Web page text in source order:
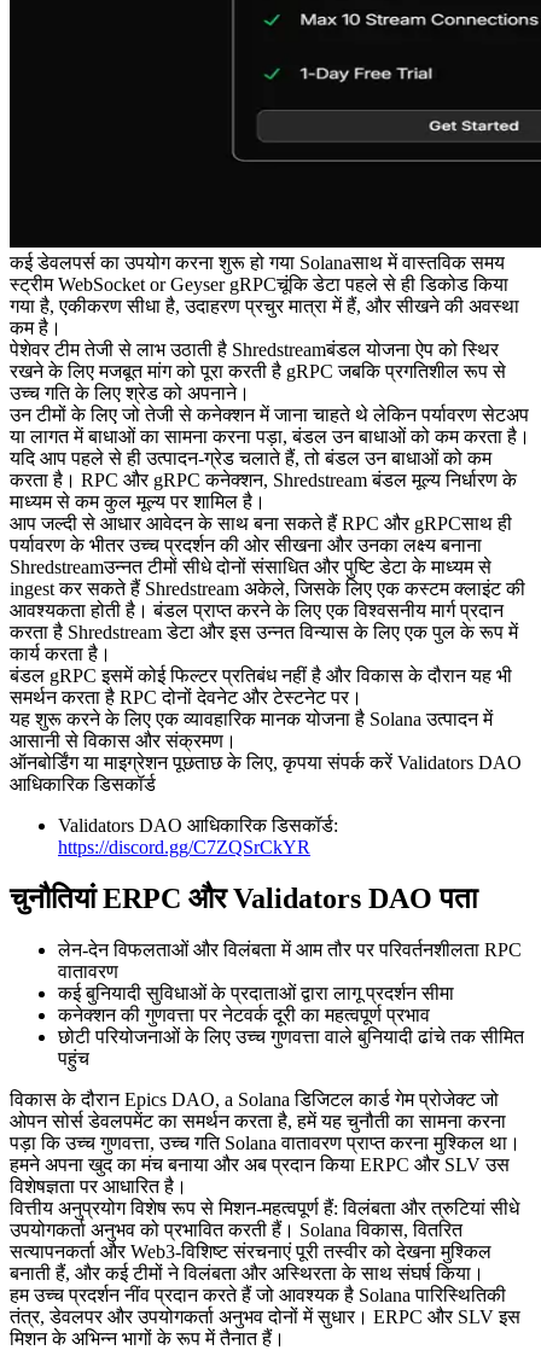
कई डेवलपर्स का उपयोग करना शुरू हो गया Solanaसाथ में वास्तविक समय
स्ट्रीम WebSocket or Geyser gRPCचूंकि डेटा पहले से ही डिकोड किया
गया है, एकीकरण सीधा है, उदाहरण प्रचुर मात्रा में हैं, और सीखने की अवस्था
कम है।
पेशेवर टीम तेजी से लाभ उठाती है Shredstreamबंडल योजना ऐप को स्थिर
रखने के लिए मजबूत मांग को पूरा करती है gRPC जबकि प्रगतिशील रूप से
उच्च गति के लिए श्रेड को अपनाने।
उन टीमों के लिए जो तेजी से कनेक्शन में जाना चाहते थे लेकिन पर्यावरण सेटअप
या लागत में बाधाओं का सामना करना पड़ा, बंडल उन बाधाओं को कम करता है।
यदि आप पहले से ही उत्पादन-ग्रेड चलाते हैं, तो बंडल उन बाधाओं को कम
करता है। RPC और gRPC कनेक्शन, Shredstream बंडल मूल्य निर्धारण के
माध्यम से कम कुल मूल्य पर शामिल है।
आप जल्दी से आधार आवेदन के साथ बना सकते हैं RPC और gRPCसाथ ही
पर्यावरण के भीतर उच्च प्रदर्शन की ओर सीखना और उनका लक्ष्य बनाना
Shredstreamउन्नत टीमों सीधे दोनों संसाधित और पुष्टि डेटा के माध्यम से
ingest कर सकते हैं Shredstream अकेले, जिसके लिए एक कस्टम क्लाइंट की
आवश्यकता होती है। बंडल प्राप्त करने के लिए एक विश्वसनीय मार्ग प्रदान
करता है Shredstream डेटा और इस उन्नत विन्यास के लिए एक पुल के रूप में
कार्य करता है।
बंडल gRPC इसमें कोई फिल्टर प्रतिबंध नहीं है और विकास के दौरान यह भी
समर्थन करता है RPC दोनों देवनेट और टेस्टनेट पर।
यह शुरू करने के लिए एक व्यावहारिक मानक योजना है Solana उत्पादन में
आसानी से विकास और संक्रमण।
ऑनबोर्डिंग या माइग्रेशन पूछताछ के लिए, कृपया संपर्क करें Validators DAO
आधिकारिक डिसकॉर्ड
Validators DAO आधिकारिक डिसकॉर्ड:
https://discord.gg/C7ZQSrCkYR
चुनौतियां ERPC और Validators DAO पता
लेन-देन विफलताओं और विलंबता में आम तौर पर परिवर्तनशीलता RPC
वातावरण
कई बुनियादी सुविधाओं के प्रदाताओं द्वारा लागू प्रदर्शन सीमा
कनेक्शन की गुणवत्ता पर नेटवर्क दूरी का महत्वपूर्ण प्रभाव
छोटी परियोजनाओं के लिए उच्च गुणवत्ता वाले बुनियादी ढांचे तक सीमित
पहुंच
विकास के दौरान Epics DAO, a Solana डिजिटल कार्ड गेम प्रोजेक्ट जो
ओपन सोर्स डेवलपमेंट का समर्थन करता है, हमें यह चुनौती का सामना करना
पड़ा कि उच्च गुणवत्ता, उच्च गति Solana वातावरण प्राप्त करना मुश्किल था।
हमने अपना खुद का मंच बनाया और अब प्रदान किया ERPC और SLV उस
विशेषज्ञता पर आधारित है।
वित्तीय अनुप्रयोग विशेष रूप से मिशन-महत्वपूर्ण हैं: विलंबता और त्रुटियां सीधे
उपयोगकर्ता अनुभव को प्रभावित करती हैं। Solana विकास, वितरित
सत्यापनकर्ता और Web3-विशिष्ट संरचनाएं पूरी तस्वीर को देखना मुश्किल
बनाती हैं, और कई टीमों ने विलंबता और अस्थिरता के साथ संघर्ष किया।
हम उच्च प्रदर्शन नींव प्रदान करते हैं जो आवश्यक है Solana पारिस्थितिकी
तंत्र, डेवलपर और उपयोगकर्ता अनुभव दोनों में सुधार। ERPC और SLV इस
मिशन के अभिन्न भागों के रूप में तैनात हैं।